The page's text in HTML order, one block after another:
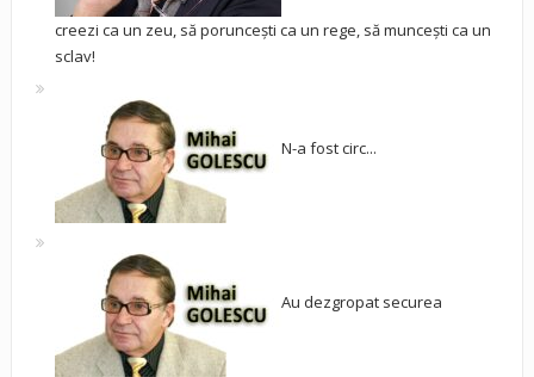
creezi ca un zeu, să poruncești ca un rege, să muncești ca un
sclav!
N-a fost circ...
Au dezgropat securea